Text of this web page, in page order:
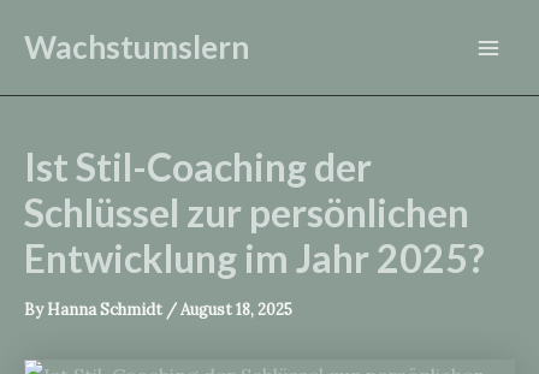
Wachstumslern
Ist Stil-Coaching der
Schlüssel zur persönlichen
Entwicklung im Jahr 2025?
ByHanna Schmidt /August 18, 2025